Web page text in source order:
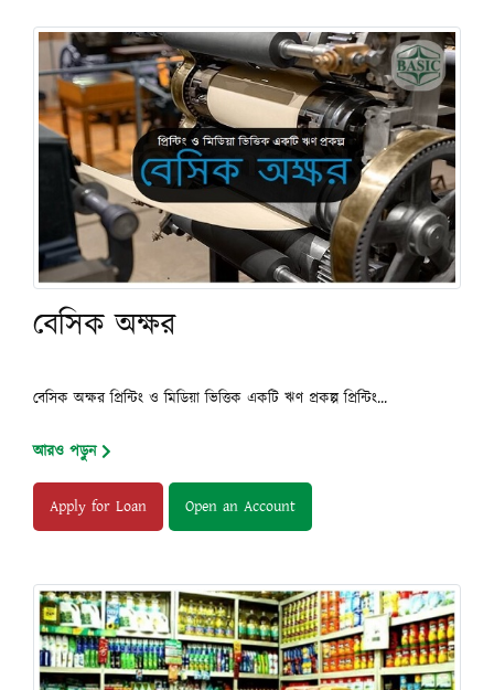
বেসিক অক্ষর
বেসিক অক্ষর প্রিন্টিং ও মিডিয়া ভিত্তিক একটি ঋণ প্রকল্প প্রিন্টিং...
আরও পড়ুন
Apply for Loan Open an Account